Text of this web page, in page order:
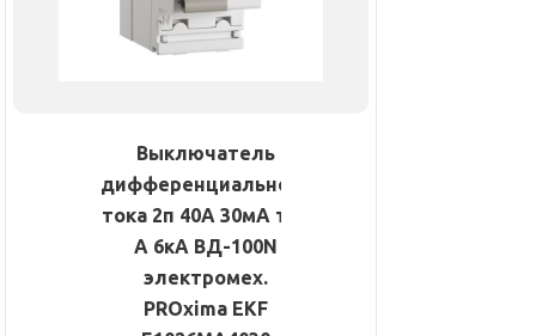
Выключатель
дифференциального
тока 2п 40А 30мА тип
A 6кА ВД-100N
электромех.
PROxima EKF